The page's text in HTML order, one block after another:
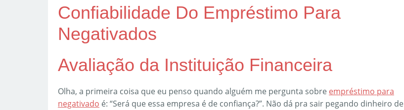
Confiabilidade Do Empréstimo Para
Negativados
Avaliação da Instituição Financeira
Olha, a primeira coisa que eu penso quando alguém me pergunta sobre empréstimo para
negativado é: “Será que essa empresa é de confiança?”. Não dá pra sair pegando dinheiro de